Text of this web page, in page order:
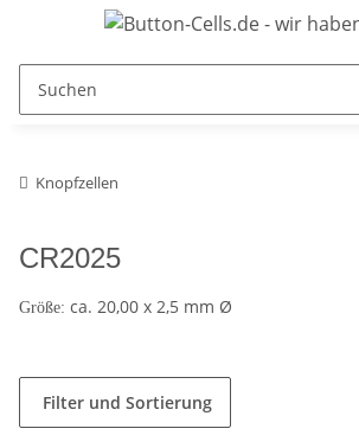
Knopfzellen
CR2025
Größe: ca. 20,00 x 2,5 mm Ø
Filter und Sortierung